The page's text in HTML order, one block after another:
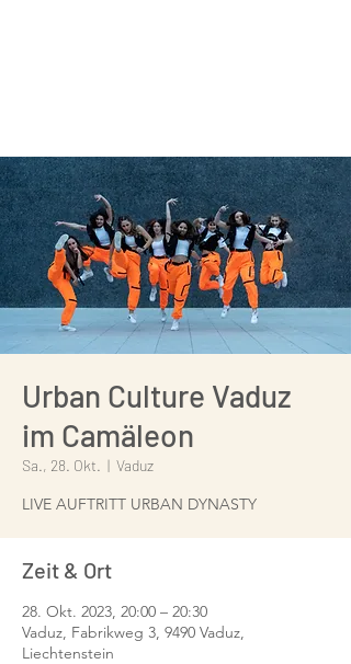
Urban Culture Vaduz
im Camäleon
Sa., 28. Okt.
  |
Vaduz
LIVE AUFTRITT URBAN DYNASTY
Zeit & Ort
28. Okt. 2023, 20:00 – 20:30
Vaduz, Fabrikweg 3, 9490 Vaduz,
Liechtenstein